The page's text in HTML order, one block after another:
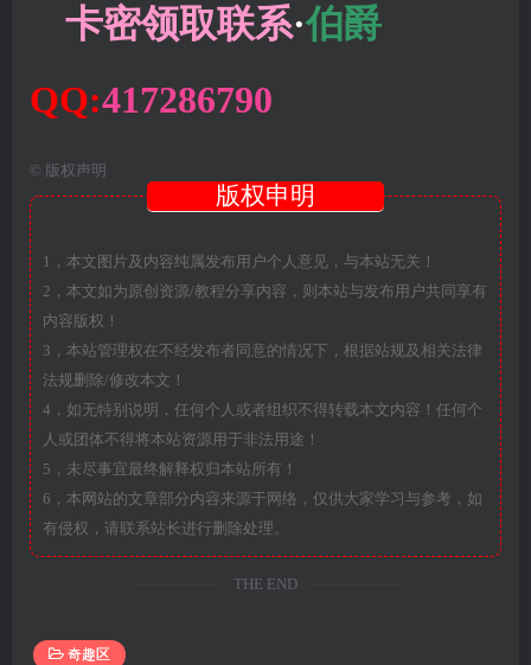
卡密领取联系·伯爵
QQ:417286790
© 版权声明
版权申明
1，本文图片及内容纯属发布用户个人意见，与本站无关！
2，本文如为原创资源/教程分享内容，则本站与发布用户共同享有
内容版权！
3，本站管理权在不经发布者同意的情况下，根据站规及相关法律
法规删除/修改本文！
4，如无特别说明，任何个人或者组织不得转载本文内容！任何个
人或团体不得将本站资源用于非法用途！
5，未尽事宜最终解释权归本站所有！
6，本网站的文章部分内容来源于网络，仅供大家学习与参考，如
有侵权，请联系站长进行删除处理。
THE END
奇趣区